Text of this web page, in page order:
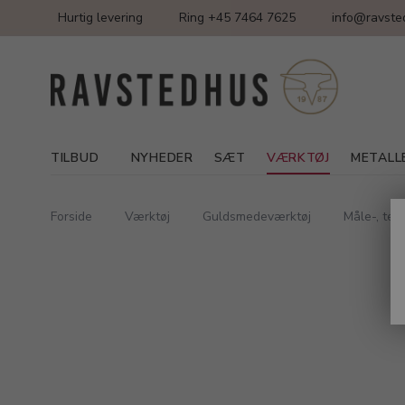
Hurtig levering Ring +45 7464 7625
TILBUD NYHEDER SÆT VÆRKTØJ
Forside Værktøj Guldsmedeværktøj Måle-,